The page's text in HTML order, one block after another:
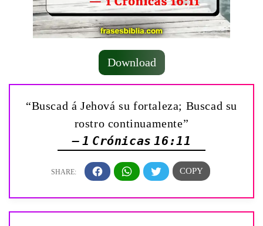
Download
“Buscad á Jehová su fortaleza; Buscad su
rostro continuamente”
— 1 Crónicas 16:11